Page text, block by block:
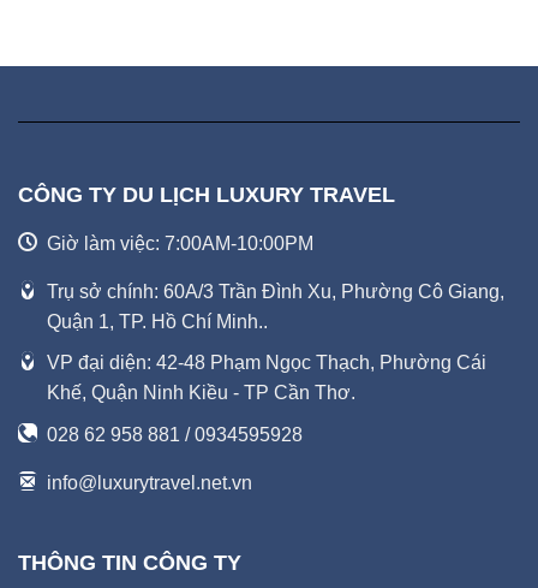
CÔNG TY DU LỊCH LUXURY TRAVEL
Giờ làm việc: 7:00AM-10:00PM
Trụ sở chính: 60A/3 Trần Đình Xu, Phường Cô Giang,
Quận 1, TP. Hồ Chí Minh..
VP đại diện: 42-48 Phạm Ngọc Thạch, Phường Cái
Khế, Quận Ninh Kiều - TP Cần Thơ.
028 62 958 881 / 0934595928
info@luxurytravel.net.vn
THÔNG TIN CÔNG TY